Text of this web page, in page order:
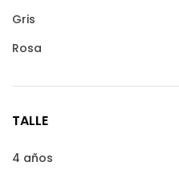
Gris
Rosa
TALLE
4 años